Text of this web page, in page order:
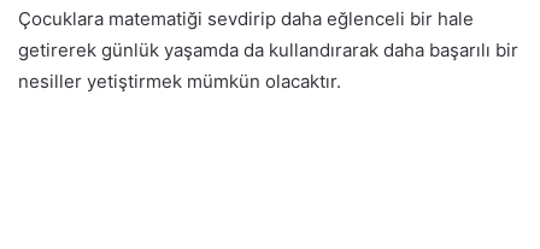
Çocuklara matematiği sevdirip daha eğlenceli bir hale
getirerek günlük yaşamda da kullandırarak daha başarılı bir
nesiller yetiştirmek mümkün olacaktır.